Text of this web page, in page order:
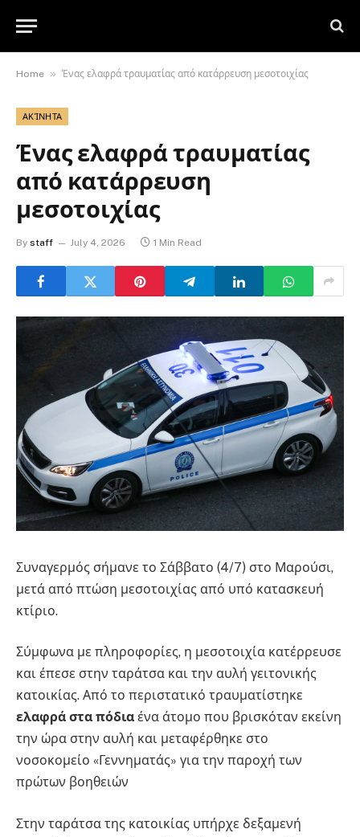
Home » Ένας ελαφρά τραυματίας από κατάρρευση μεσοτοιχίας
ΑΚΊΝΗΤΑ
Ένας ελαφρά τραυματίας
από κατάρρευση
μεσοτοιχίας
By staff July 4, 2026 1 Min Read
Συναγερμός σήμανε το Σάββατο (4/7) στο Μαρούσι,
μετά από πτώση μεσοτοιχίας από υπό κατασκευή
κτίριο.
Σύμφωνα με πληροφορίες, η μεσοτοιχία κατέρρευσε
και έπεσε στην ταράτσα και την αυλή γειτονικής
κατοικίας. Από το περιστατικό τραυματίστηκε
ελαφρά στα πόδια ένα άτομο που βρισκόταν εκείνη
την ώρα στην αυλή και μεταφέρθηκε στο
νοσοκομείο «Γεννηματάς» για την παροχή των
πρώτων βοηθειών
Στην ταράτσα της κατοικίας υπήρχε δεξαμενή